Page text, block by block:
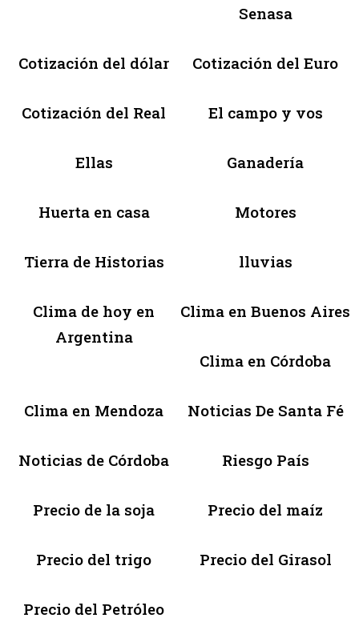
Senasa
Cotización del dólar Cotización del Euro
Cotización del Real El campo y vos
Ellas Ganadería
Huerta en casa Motores
Tierra de Historias lluvias
Clima de hoy en
Argentina
Clima en Buenos Aires
Clima en Córdoba
Clima en Mendoza Noticias De Santa Fé
Noticias de Córdoba Riesgo País
Precio de la soja Precio del maíz
Precio del trigo Precio del Girasol
Precio del Petróleo